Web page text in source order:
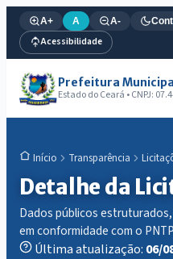
A+ A A-
Acessibilidade
Prefeitura
Estado do Ceará • CNPJ:
Início Transparência
Detalhe da
Dados públicos
em conformidade com o
Última atualização: 06/